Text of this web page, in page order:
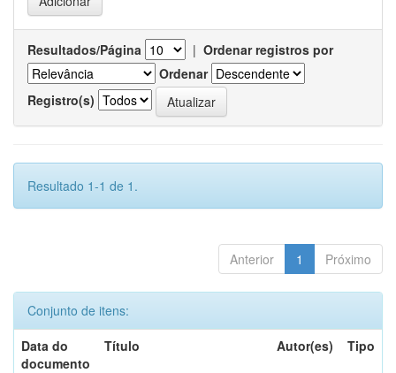
Resultados/Página | Ordenar registros por
Ordenar
Registro(s)
Resultado 1-1 de 1.
Anterior 1 Próximo
Conjunto de itens:
Data do
documento
Título Autor(es) Tipo